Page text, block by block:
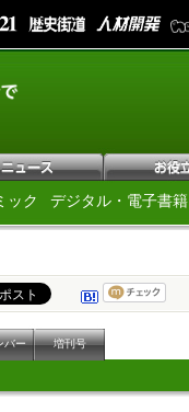
ック デジタル・電子書籍
バー 増刊号